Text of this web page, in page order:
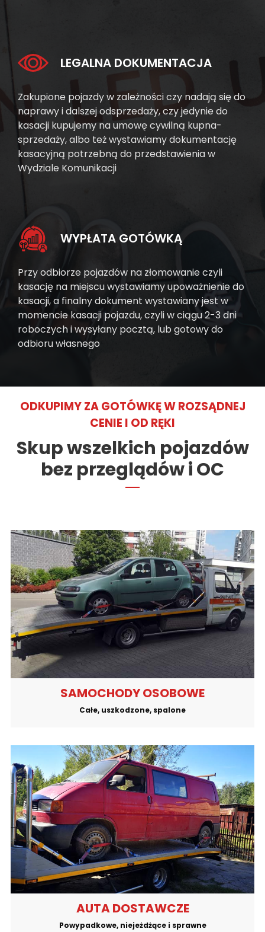
LEGALNA DOKUMENTACJA
Zakupione pojazdy w zależności czy nadają się do
naprawy i dalszej odsprzedaży, czy jedynie do
kasacji kupujemy na umowę cywilną kupna-
sprzedaży, albo też wystawiamy dokumentację
kasacyjną potrzebną do przedstawienia w
Wydziale Komunikacji
WYPŁATA GOTÓWKĄ
Przy odbiorze pojazdów na złomowanie czyli
kasację na miejscu wystawiamy upoważnienie do
kasacji, a finalny dokument wystawiany jest w
momencie kasacji pojazdu, czyli w ciągu 2-3 dni
roboczych i wysyłany pocztą, lub gotowy do
odbioru własnego
ODKUPIMY ZA GOTÓWKĘ W ROZSĄDNEJ
CENIE I OD RĘKI
Skup wszelkich pojazdów
bez przeglądów i OC
SAMOCHODY OSOBOWE
Całe, uszkodzone, spalone
AUTA DOSTAWCZE
Powypadkowe, niejeżdżące i sprawne